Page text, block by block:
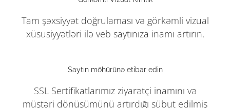
Tam şəxsiyyət doğrulaması və görkəmli vizual
xüsusiyyətləri ilə veb saytınıza inamı artırın.
Saytın möhürünə etibar edin
SSL Sertifikatlarımız ziyarətçi inamını və
müştəri dönüşümünü artırdığı sübut edilmiş